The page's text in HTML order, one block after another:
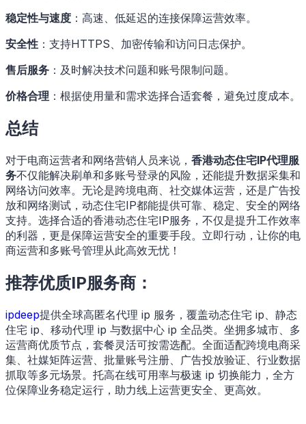
稳定性与速度 ：高速、低延迟的连接保障运营效率。
安全性 ：支持HTTPS、加密传输和访问日志保护。
售后服务 ：及时解决技术问题和账号限制问题。
价格合理 ：根据使用量和需求选择合适套餐，避免过度成本。
总结
对于电商运营者和网络营销人员来说， 香港动态住宅IP代理服
务不仅能解决刷单和多账号登录的风险，还能提升数据采集和
网络访问效率。无论是跨境电商、社交媒体运营，还是广告投
放和网络测试，动态住宅IP都能提供可靠、稳定、安全的网络
支持。选择合适的香港动态住宅IP服务，不仅是提升工作效率
的利器，更是保障运营安全的重要手段。立即行动，让你的电
商运营和多账号管理从此高效无忧！
推荐优质IP服务商：
ipdeep提供全球高匿名代理 ip 服务，覆盖动态住宅 ip、静态
住宅 ip、移动代理 ip 与数据中心 ip 全品类。坐拥多城市、多
运营商优质节点，套餐灵活可按需选配。全面适配跨境电商采
集、社媒矩阵运营、批量账号注册、广告投放验证、行业数据
抓取等多元场景。​托高在线可用率与极速 ip 切换能力，全方
位保障业务稳定运行，助力线上运营更安全、更高效。